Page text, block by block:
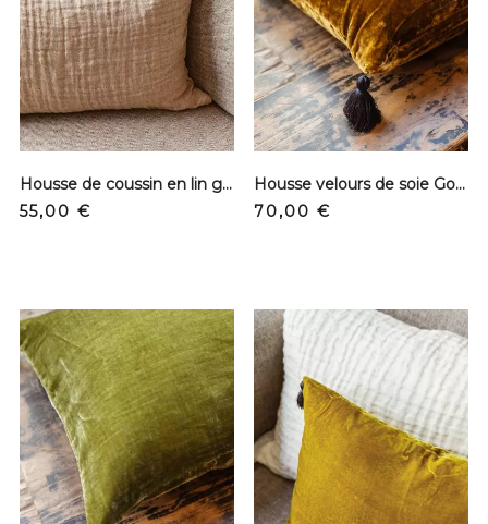
Housse de coussin en lin gaufré - Cuir light
Prix
55,00 €
Housse velours de soie Goa - Venise
Prix
70,00 €